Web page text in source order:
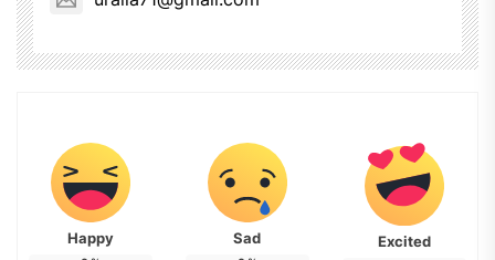
Happy Sad Excited